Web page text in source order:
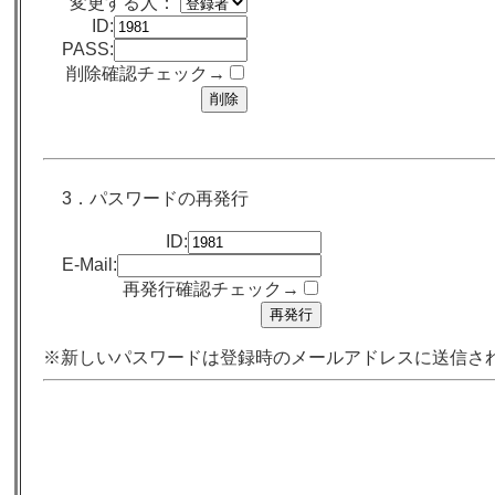
ID:
PASS:
削除確認チェック→
3．パスワードの再発行
ID:
E-Mail:
再発行確認チェック→
※新しいパスワードは登録時のメールアドレスに送信さ